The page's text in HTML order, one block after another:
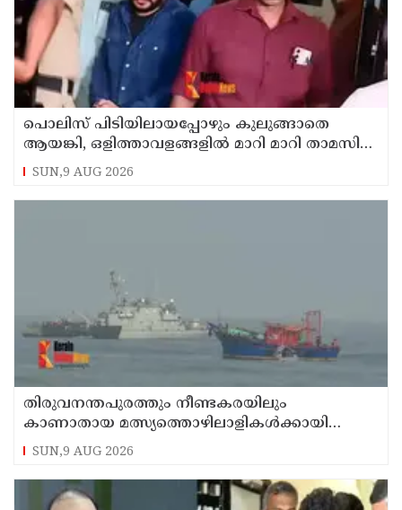
പൊലിസ് പിടിയിലായപ്പോഴും കുലുങ്ങാതെ
ആയങ്കി, ഒളിത്താവളങ്ങളില്‍ മാറി മാറി താമസിച്ച്
കണ്ണൂരിലെ ക്വട്ടേഷന്‍ നേതാവ്
SUN,9 AUG 2026
തിരുവനന്തപുരത്തും നീണ്ടകരയിലും
കാണാതായ മത്സ്യത്തൊഴിലാളികള്‍ക്കായി
തിരച്ചില്‍ പത്താം ദിവസത്തിലേക്ക്
SUN,9 AUG 2026